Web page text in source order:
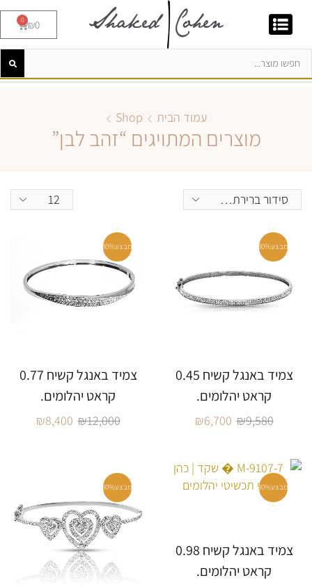
₪0
0
עמוד הבית Shop
מוצרים המתויגים “זהב לבן”
מבצע30%
צמיד באנגל קשיח 0.45
קראט יהלומים.
₪9,580
₪6,700
מבצע30%
צמיד באנגל קשיח 0.77
קראט יהלומים.
₪12,000
₪8,400
מבצע30%
צמיד באנגל קשיח 0.98
קראט יהלומים.
מבצע30%